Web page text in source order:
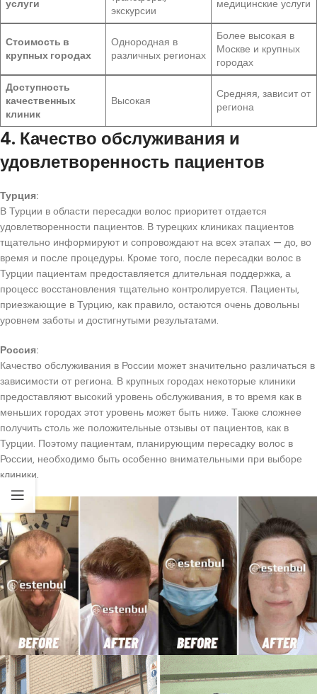
услуги
экскурсии
медицинские услуги
Стоимость в
крупных городах
Однородная в
различных регионах
Более высокая в
Москве и крупных
городах
Доступность
качественных
клиник
Высокая
Средняя, зависит от
региона
4. Качество обслуживания и
удовлетворенность пациентов
Турция:
В Турции в области пересадки волос приоритет отдается
удовлетворенности пациентов. В турецких клиниках пациентов
тщательно информируют и сопровождают на всех этапах — до, во
время и после процедуры. Кроме того, после пересадки волос в
Турции пациентам предоставляется длительная поддержка, а
процесс восстановления тщательно контролируется. Пациенты,
приезжающие в Турцию, как правило, остаются очень довольны
уровнем заботы и достигнутыми результатами.
Россия:
Качество обслуживания в России может значительно различаться в
зависимости от региона. В крупных городах некоторые клиники
предоставляют высокий уровень обслуживания, в то время как в
меньших городах этот уровень может быть ниже. Также сложнее
получить столь же положительные отзывы от пациентов, как в
Турции. Поэтому пациентам, планирующим пересадку волос в
России, необходимо быть особенно внимательными при выборе
клиники.